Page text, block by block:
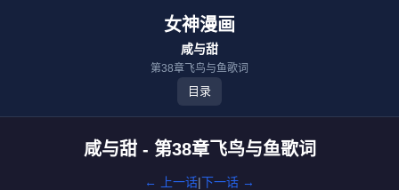
女神漫画
咸与甜
第38章飞鸟与鱼歌词
目录
咸与甜 - 第38章飞鸟与鱼歌词
← 上一话|下一话 →